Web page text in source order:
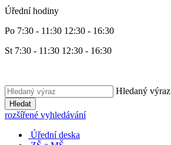
Úřední hodiny
Po 7:30 - 11:30 12:30 - 16:30
St 7:30 - 11:30 12:30 - 16:30
Hledaný výraz
Hledat
rozšířené vyhledávání
Úřední deska